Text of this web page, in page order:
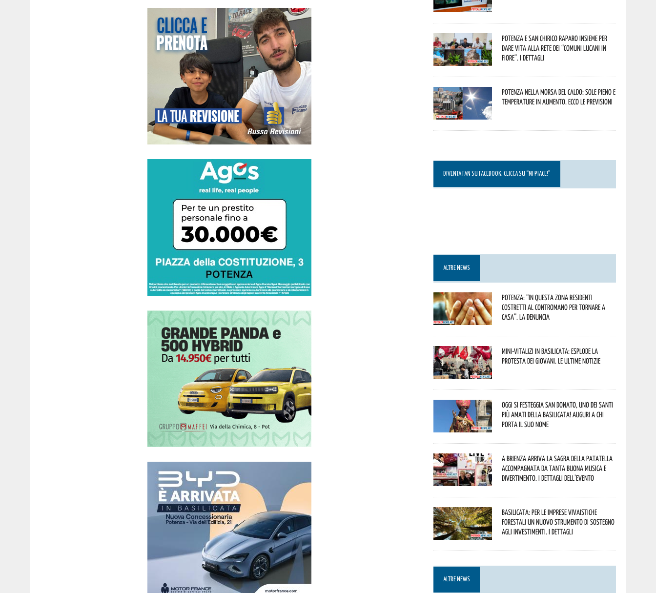
Potenza e San Chirico Raparo insieme per
dare vita alla rete dei “Comuni Lucani in
Fiore”. I dettagli
Potenza nella morsa del caldo: sole pieno e
temperature in aumento. Ecco le previsioni
DIVENTA FAN SU FACEBOOK, CLICCA SU “MI PIACE!”
ALTRE NEWS
Potenza: “In questa zona residenti
costretti al contromano per tornare a
casa”. La denuncia
Mini-vitalizi in Basilicata: esplode la
protesta dei giovani. Le ultime notizie
Oggi si festeggia San Donato, uno dei Santi
più amati della Basilicata! Auguri a chi
porta il suo nome
A Brienza arriva la Sagra della Patatella
accompagnata da tanta buona musica e
divertimento. I dettagli dell’evento
Basilicata: per le imprese vivaistiche
forestali un nuovo strumento di sostegno
agli investimenti. I dettagli
ALTRE NEWS